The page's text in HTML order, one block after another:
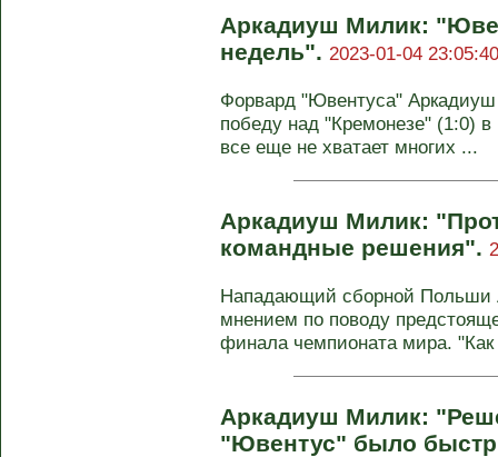
Аркадиуш Милик:
недель". 2023-01-04 23:05:40
Форвард "Ювентуса"
победу над "Кремонезе" (1:0)
все еще не хватает многих ...
Аркадиуш Милик:
командные решения".
Нападающий сборной Польши
мнением по поводу
финала чемпионата мира.
Аркадиуш Милик:
"Ювентус" было